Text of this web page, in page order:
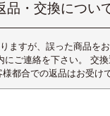
品・交換につい
ますが、誤った商品を
ご連絡を下さい。 交換
都合での返品はお受け